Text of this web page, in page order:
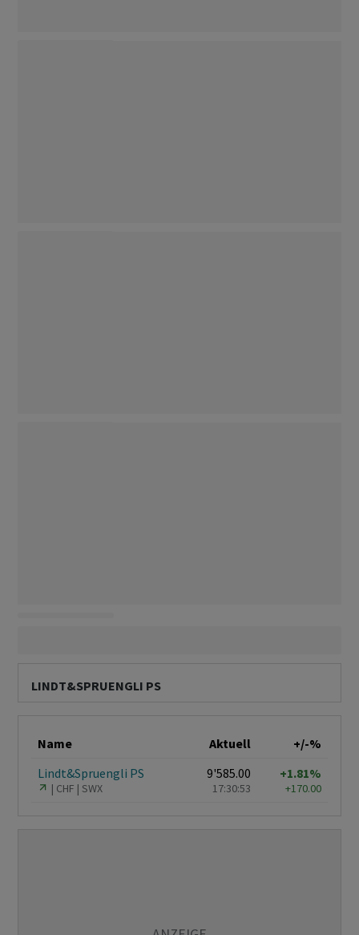
LINDT&SPRUENGLI PS
Name Aktuell
+/-%
Lindt&Spruengli PS
CHF SWX
9'585.00
17:30:53
+1.81%
+170.00